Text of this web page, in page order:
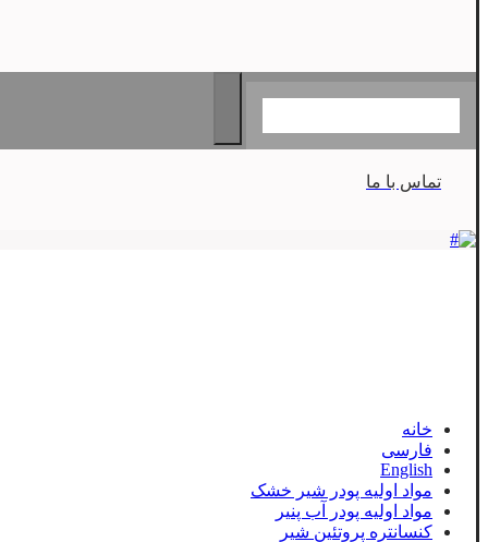
تماس با ما
خانه
فارسی
English
مواد اولیه پودر شیر خشک
مواد اولیه پودر آب پنیر
کنسانتره پروتئین شیر